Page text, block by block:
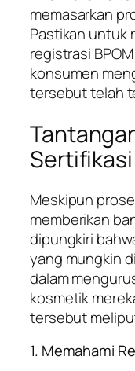
memasarkan
Pastikan untuk
registrasi
konsumen
tersebut telah
Sertifikasi
Meskipun
memberikan
dipungkiri
yang mungkin
dalam
kosmetik
tersebut
1. Memahami